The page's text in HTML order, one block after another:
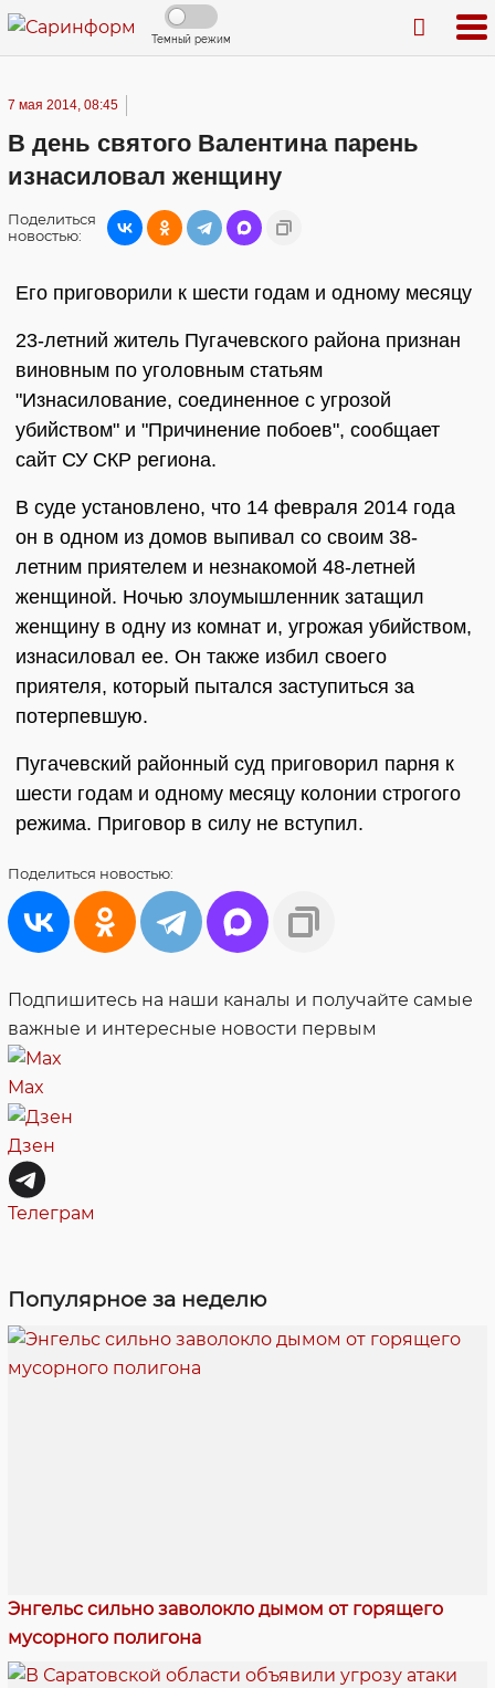
Темный режим
7 мая 2014, 08:45
В день святого Валентина парень
изнасиловал женщину
Поделиться
новостью:
Его приговорили к шести годам и одному месяцу
23-летний житель Пугачевского района признан
виновным по уголовным статьям
"Изнасилование, соединенное с угрозой
убийством" и "Причинение побоев", сообщает
сайт СУ СКР региона.
В суде установлено, что 14 февраля 2014 года
он в одном из домов выпивал со своим 38-
летним приятелем и незнакомой 48-летней
женщиной. Ночью злоумышленник затащил
женщину в одну из комнат и, угрожая убийством,
изнасиловал ее. Он также избил своего
приятеля, который пытался заступиться за
потерпевшую.
Пугачевский районный суд приговорил парня к
шести годам и одному месяцу колонии строгого
режима. Приговор в силу не вступил.
Поделиться новостью:
Подпишитесь на наши каналы и получайте самые
важные и интересные новости первым
Max
Дзен
Телеграм
Популярное за неделю
Энгельс сильно заволокло дымом от горящего
мусорного полигона